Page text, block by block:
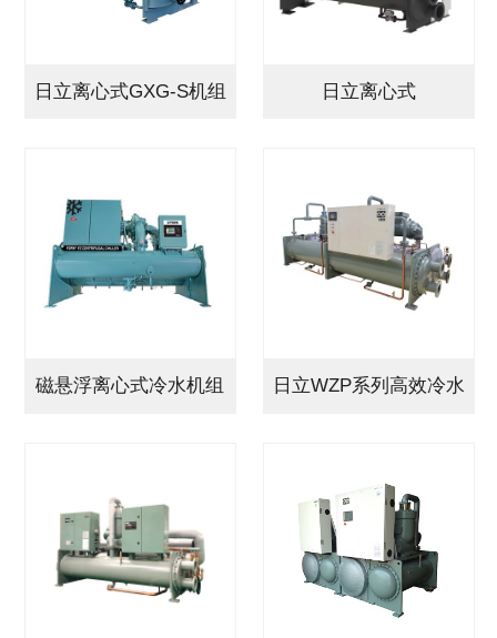
日立离心式GXG-S机组 日立离心式
磁悬浮离心式冷水机组 日立WZP系列高效冷水